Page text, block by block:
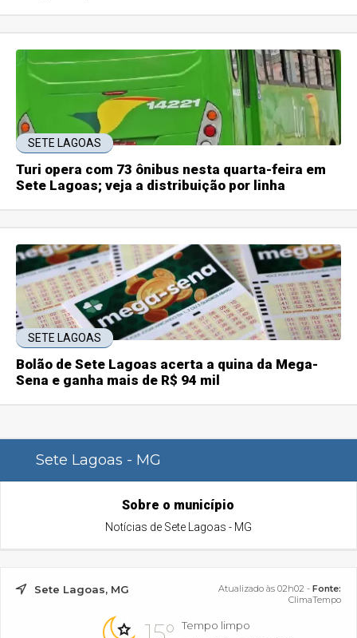
SETE LAGOAS
Turi opera com 73 ônibus nesta quarta-feira em
Sete Lagoas; veja a distribuição por linha
SETE LAGOAS
Bolão de Sete Lagoas acerta a quina da Mega-
Sena e ganha mais de R$ 94 mil
Sete Lagoas - MG
Sobre o município
Notícias de Sete Lagoas - MG
Sete Lagoas, MG Atualizado às 02h02 - Fonte:
ClimaTempo
Tempo limpo